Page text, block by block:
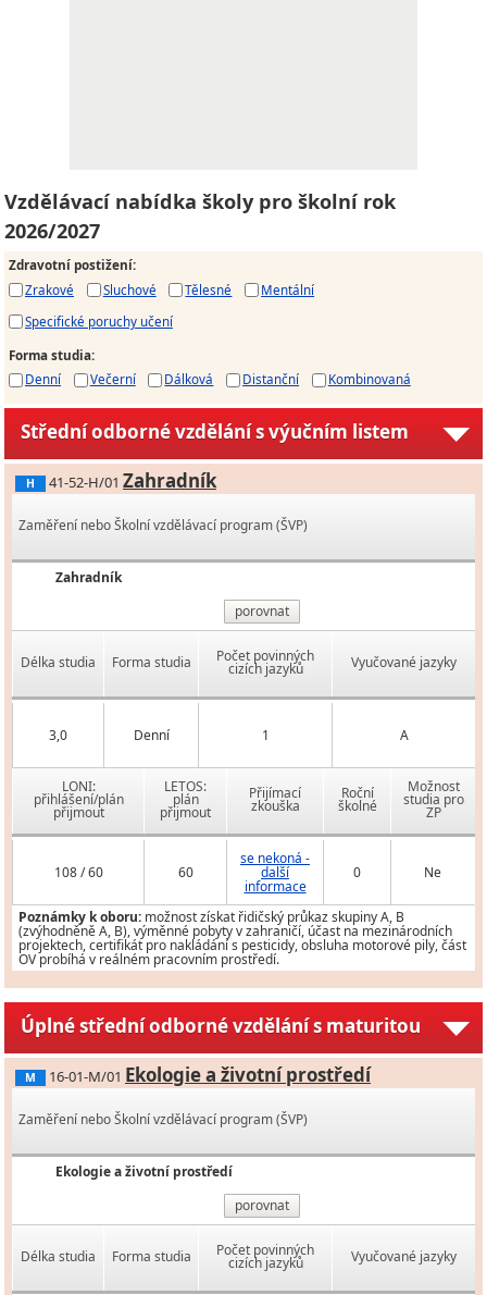
Vzdělávací nabídka školy pro školní rok
2026/2027
Zdravotní postižení:
Zrakové
Sluchové Tělesné
Mentální
Specifické poruchy učení
Forma studia:
Denní
Večerní Dálková Distanční Kombinovaná
Střední odborné vzdělání s výučním listem
H 41-52-H/01 Zahradník
Zaměření nebo Školní vzdělávací program (ŠVP)
Zahradník
porovnat
Délka studia Forma studia Počet povinných
cizích jazyků Vyučované jazyky
3,0 Denní 1 A
LONI:
přihlášení/plán
přijmout
LETOS:
plán
přijmout
Přijímací
zkouška
Roční
školné
Možnost
studia pro
ZP
108 / 60 60
se nekoná -
další
informace
0 Ne
Poznámky k oboru: možnost získat řidičský průkaz skupiny A, B
(zvýhodněně A, B), výměnné pobyty v zahraničí, účast na mezinárodních
projektech, certifikát pro nakládání s pesticidy, obsluha motorové pily, část
OV probíhá v reálném pracovním prostředí.
Úplné střední odborné vzdělání s maturitou
M 16-01-M/01 Ekologie a životní prostředí
Zaměření nebo Školní vzdělávací program (ŠVP)
Ekologie a životní prostředí
porovnat
Délka studia Forma studia Počet povinných
cizích jazyků Vyučované jazyky